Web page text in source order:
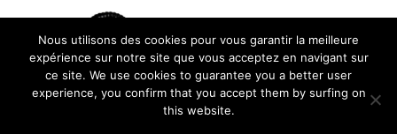
Nous utilisons des cookies pour vous garantir la meilleure
expérience sur notre site que vous acceptez en navigant sur
ce site. We use cookies to guarantee you a better user
experience, you confirm that you accept them by surfing on
this website.